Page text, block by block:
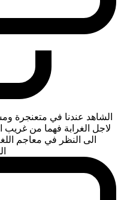
الشاهد عندنا في متعنجرة
لاجل الغرابة فهما من غريب
الى النظر في معاجم